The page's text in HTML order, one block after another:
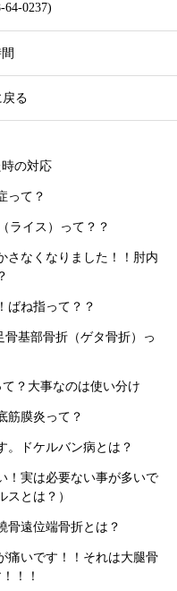
64-0237)
戻る
の対応
って？
ライス）って？？
さなくなりました！！肘内
ばね指って？？
基部骨折（ゲタ骨折）っ
？大事なのは使い分け
筋膜炎って？
。ドケルバン病とは？
！実は必要ない事が多いで
スとは？）
骨遠位端骨折とは？
痛いです！！それは大腿骨
！！